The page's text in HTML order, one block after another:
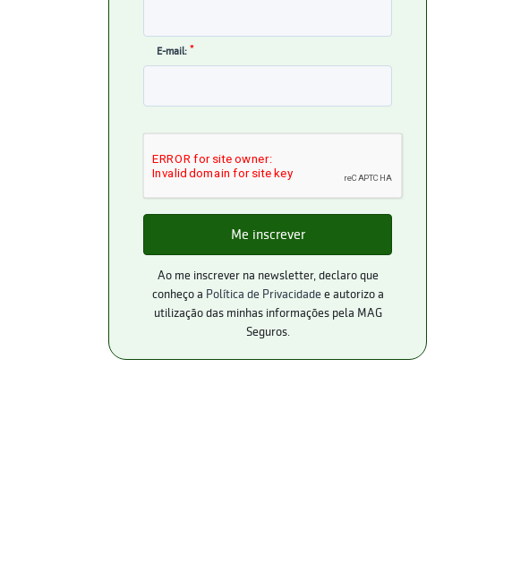
E-mail: *
Ao me inscrever na newsletter, declaro que
conheço a Política de Privacidade e autorizo a
utilização das minhas informações pela MAG
Seguros.